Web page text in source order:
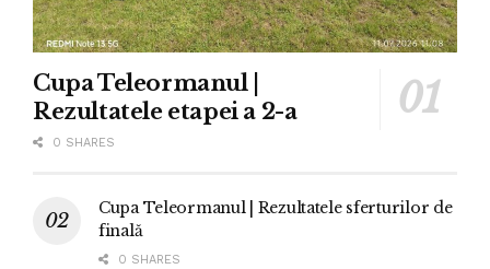
Cupa Teleormanul |
Rezultatele etapei a 2-a
0 SHARES
Cupa Teleormanul | Rezultatele sferturilor de
finală
0 SHARES